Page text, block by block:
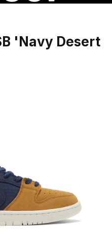
'Navy Desert